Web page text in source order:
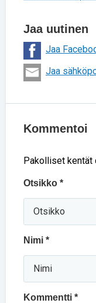
Jaa uutinen
Jaa
Jaa
Kommentoi
Pakolliset kentät
Otsikko *
Nimi *
Kommentti *